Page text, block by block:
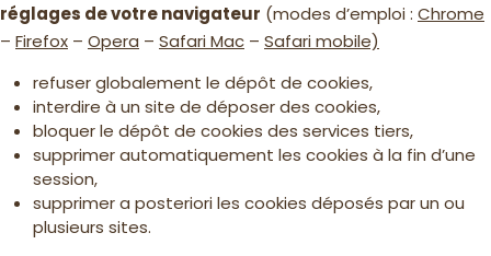
réglages de votre navigateur (modes d’emploi : Chrome
– Firefox – Opera – Safari Mac – Safari mobile)
refuser globalement le dépôt de cookies,
interdire à un site de déposer des cookies,
bloquer le dépôt de cookies des services tiers,
supprimer automatiquement les cookies à la fin d’une
session,
supprimer a posteriori les cookies déposés par un ou
plusieurs sites.